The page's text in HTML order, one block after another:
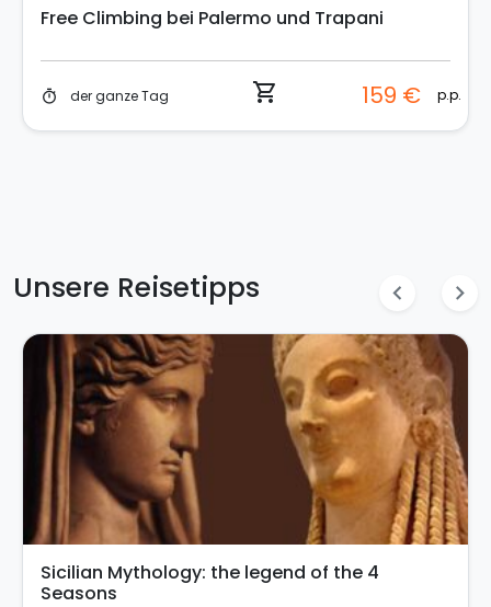
Free Climbing bei Palermo und Trapani
timer der ganze Tag shopping_cart 159 € p.p.
Unsere Reisetipps chevron_left chevron_right
Sicilian Mythology: the legend of the 4
Seasons